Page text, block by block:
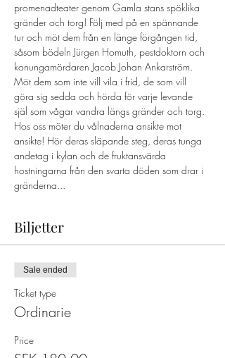
promenadteater genom Gamla stans spöklika
gränder och torg! Följ med på en spännande
tur och möt dem från en länge förgången tid,
såsom bödeln Jürgen Homuth, pestdoktorn och
konungamördaren Jacob Johan Ankarström.
Möt dem som inte vill vila i frid, de som vill
göra sig sedda och hörda för varje levande
själ som vågar vandra längs gränder och torg.
Hos oss möter du vålnaderna ansikte mot
ansikte! Hör deras släpande steg, deras tunga
andetag i kylan och de fruktansvärda
hostningarna från den svarta döden som drar i
gränderna...
Biljetter
Sale ended
Ticket type
Ordinarie
Price